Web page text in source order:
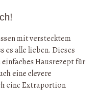
mit verstecktem
es alle lieben. Dieses
Hausrezept für
eine clevere
eine Extraportion